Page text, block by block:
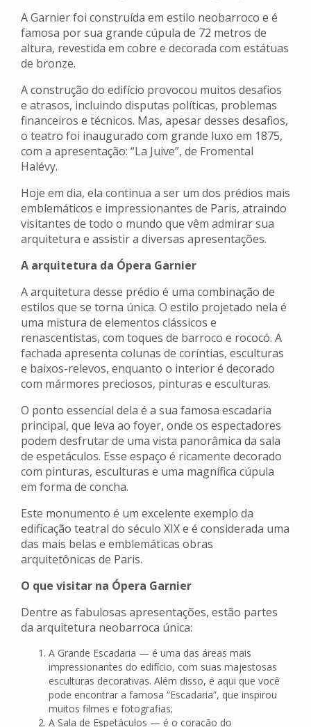
A Garnier foi construída em estilo neobarroco e é
famosa por sua grande cúpula de 72 metros de
altura, revestida em cobre e decorada com estátuas
de bronze.
A construção do edifício provocou muitos desafios
e atrasos, incluindo disputas políticas, problemas
financeiros e técnicos. Mas, apesar desses desafios,
o teatro foi inaugurado com grande luxo em 1875,
com a apresentação: “La Juive”, de Fromental
Halévy.
Hoje em dia, ela continua a ser um dos prédios mais
emblemáticos e impressionantes de Paris, atraindo
visitantes de todo o mundo que vêm admirar sua
arquitetura e assistir a diversas apresentações.
A arquitetura da Ópera Garnier
A arquitetura desse prédio é uma combinação de
estilos que se torna única. O estilo projetado nela é
uma mistura de elementos clássicos e
renascentistas, com toques de barroco e rococó. A
fachada apresenta colunas de coríntias, esculturas
e baixos-relevos, enquanto o interior é decorado
com mármores preciosos, pinturas e esculturas.
O ponto essencial dela é a sua famosa escadaria
principal, que leva ao foyer, onde os espectadores
podem desfrutar de uma vista panorâmica da sala
de espetáculos. Esse espaço é ricamente decorado
com pinturas, esculturas e uma magnífica cúpula
em forma de concha.
Este monumento é um excelente exemplo da
edificação teatral do século XIX e é considerada uma
das mais belas e emblemáticas obras
arquitetônicas de Paris.
O que visitar na Ópera Garnier
Dentre as fabulosas apresentações, estão partes
da arquitetura neobarroca única:
A Grande Escadaria — é uma das áreas mais
impressionantes do edifício, com suas majestosas
esculturas decorativas. Além disso, é aqui que você
pode encontrar a famosa “Escadaria”, que inspirou
muitos filmes e fotografias;
A Sala de Espetáculos — é o coração do